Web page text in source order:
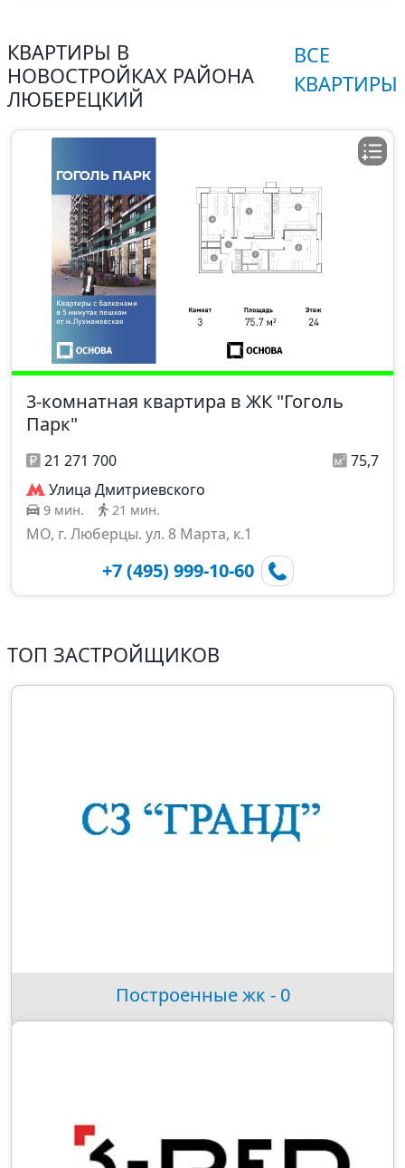
КВАРТИРЫ В
НОВОСТРОЙКАХ РАЙОНА
ЛЮБЕРЕЦКИЙ
ВСЕ
КВАРТИРЫ
3-комнатная квартира в ЖК "Гоголь
Парк"
21 271 700
75,7
Улица Дмитриевского
9 мин. 21 мин.
МО, г. Люберцы. ул. 8 Марта, к.1
+7 (495) 999-10-60
ТОП ЗАСТРОЙЩИКОВ
Построенные жк - 0